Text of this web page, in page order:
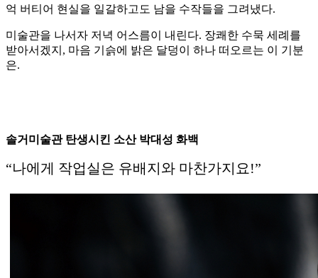
억 버티어 현실을 일갈하고도 남을 수작들을 그려냈다.
미술관을 나서자 저녁 어스름이 내린다. 장쾌한 수묵 세례를
받아서겠지, 마음 기슭에 밝은 달덩이 하나 떠오르는 이 기분
은.
솔거미술관 탄생시킨 소산 박대성 화백
“나에게 작업실은 유배지와 마찬가지요!”